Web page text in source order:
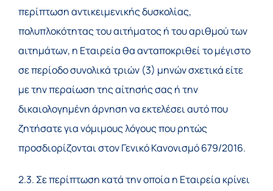
περίπτωση αντικειμενικής δυσκολίας,
πολυπλοκότητας του αιτήματος ή του αριθμού των
αιτημάτων, η Εταιρεία θα ανταποκριθεί το μέγιστο
σε περίοδο συνολικά τριών (3) μηνών σχετικά είτε
με την περαίωση της αίτησής σας ή την
δικαιολογημένη άρνηση να εκτελέσει αυτό που
ζητήσατε για νόμιμους λόγους που ρητώς
προσδιορίζονται στον Γενικό Κανονισμό 679/2016.
2.3. Σε περίπτωση κατά την οποία η Εταιρεία κρίνει